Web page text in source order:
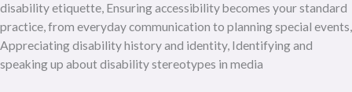
disability etiquette, Ensuring accessibility becomes your standard
practice, from everyday communication to planning special events,
Appreciating disability history and identity, Identifying and
speaking up about disability stereotypes in media